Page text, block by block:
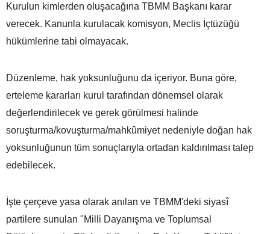
Kurulun kimlerden oluşacağına TBMM Başkanı karar
verecek. Kanunla kurulacak komisyon, Meclis İçtüzüğü
hükümlerine tabi olmayacak.
Düzenleme, hak yoksunluğunu da içeriyor. Buna göre,
erteleme kararları kurul tarafından dönemsel olarak
değerlendirilecek ve gerek görülmesi halinde
soruşturma/kovuşturma/mahkûmiyet nedeniyle doğan hak
yoksunluğunun tüm sonuçlarıyla ortadan kaldırılması talep
edebilecek.
İşte çerçeve yasa olarak anılan ve TBMM'deki siyasî
partilere sunulan "Milli Dayanışma ve Toplumsal